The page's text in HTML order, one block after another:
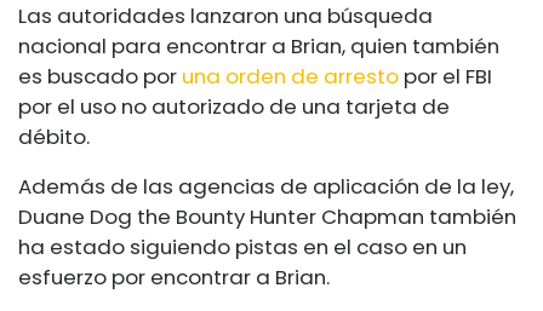
Las autoridades lanzaron una búsqueda
nacional para encontrar a Brian, quien también
es buscado por una orden de arresto por el FBI
por el uso no autorizado de una tarjeta de
débito.
Además de las agencias de aplicación de la ley,
Duane Dog the Bounty Hunter Chapman también
ha estado siguiendo pistas en el caso en un
esfuerzo por encontrar a Brian.